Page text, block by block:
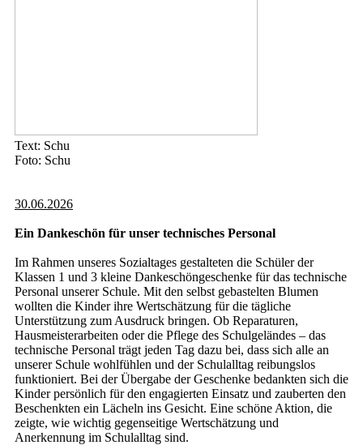
Text: Schu
Foto: Schu
30.06.2026
Ein Dankeschön für unser technisches Personal
Im Rahmen unseres Sozialtages gestalteten die Schüler der
Klassen 1 und 3 kleine Dankeschöngeschenke für das technische
Personal unserer Schule. Mit den selbst gebastelten Blumen
wollten die Kinder ihre Wertschätzung für die tägliche
Unterstützung zum Ausdruck bringen. Ob Reparaturen,
Hausmeisterarbeiten oder die Pflege des Schulgeländes – das
technische Personal trägt jeden Tag dazu bei, dass sich alle an
unserer Schule wohlfühlen und der Schulalltag reibungslos
funktioniert. Bei der Übergabe der Geschenke bedankten sich die
Kinder persönlich für den engagierten Einsatz und zauberten den
Beschenkten ein Lächeln ins Gesicht. Eine schöne Aktion, die
zeigte, wie wichtig gegenseitige Wertschätzung und
Anerkennung im Schulalltag sind.